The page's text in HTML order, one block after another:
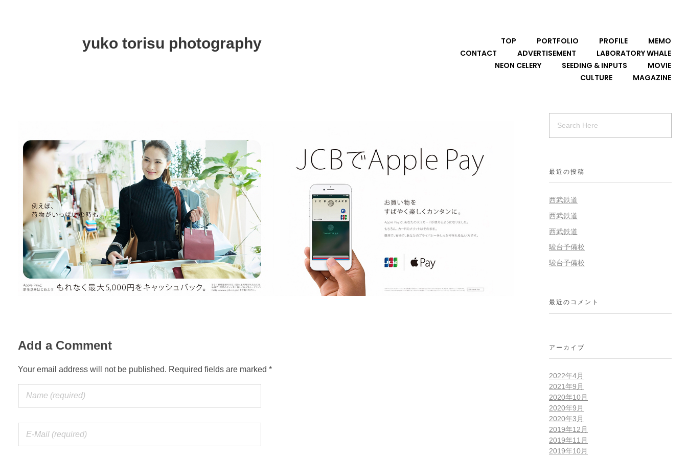
yuko torisu photography TOP PORTFOLIO PROFILE
MEMO
CONTACT
ADVERTISEMENT
LABORATORY WHALE
NEON CELERY
SEEDING & INPUTS
MOVIE
CULTURE
MAGAZINE
Add a Comment
Your email address will not be published. Required fields are marked *
最近の投稿
西武鉄道
西武鉄道
西武鉄道
駿台予備校
駿台予備校
最近のコメント
アーカイブ
2022年4月
2021年9月
2020年10月
2020年9月
2020年3月
2019年12月
2019年11月
2019年10月